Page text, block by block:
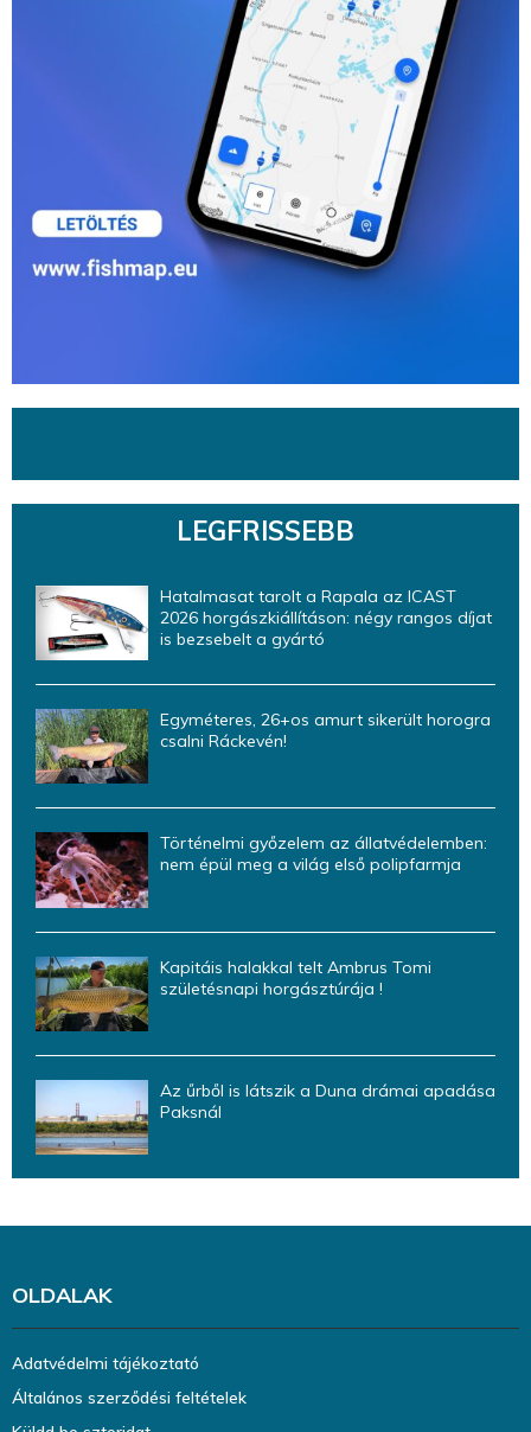
LEGFRISSEBB
Hatalmasat tarolt a Rapala az ICAST
2026 horgászkiállításon: négy rangos díjat
is bezsebelt a gyártó
Egyméteres, 26+os amurt sikerült horogra
csalni Ráckevén!
Történelmi győzelem az állatvédelemben:
nem épül meg a világ első polipfarmja
Kapitáis halakkal telt Ambrus Tomi
születésnapi horgásztúrája !
Az űrből is látszik a Duna drámai apadása
Paksnál
OLDALAK
Adatvédelmi tájékoztató
Általános szerződési feltételek